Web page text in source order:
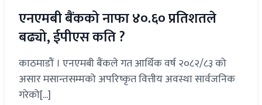
एनएमबी बैंकको नाफा ४०.६० प्रतिशतले
बढ्यो, ईपीएस कति ?
काठमाडौं । एनएमबी बैंकले गत आर्थिक वर्ष २०८२/८३ को
असार मसान्तसम्मको अपरिष्कृत वित्तीय अवस्था सार्वजनिक
गरेको[...]